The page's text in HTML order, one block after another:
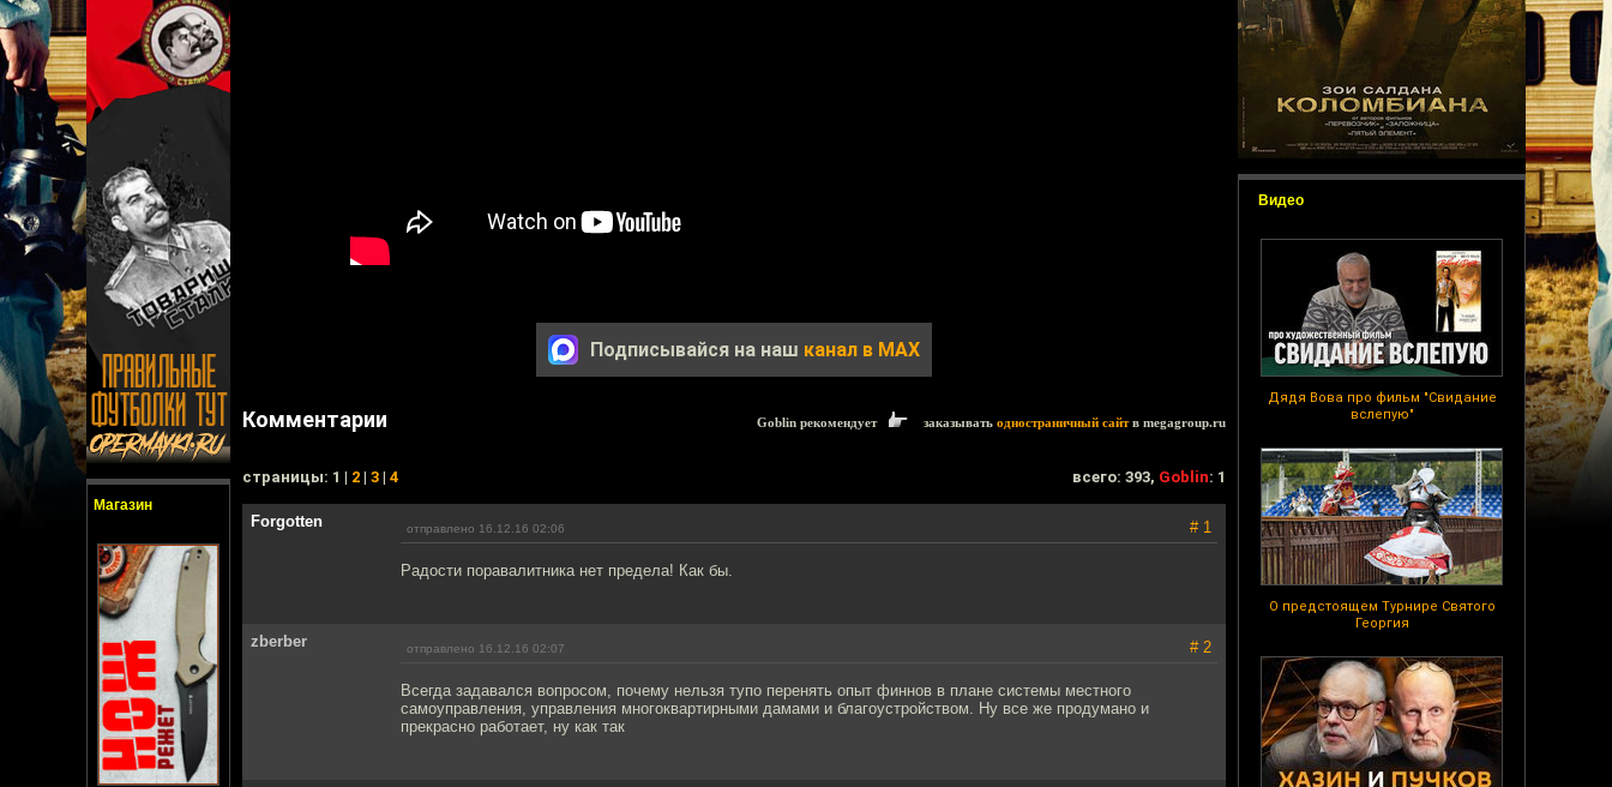
Магазин
Видео
Дядя Вова про фильм "Свидание
вслепую"
О предстоящем Турнире Святого
Георгия
Подписывайся на наш канал в MAX
Комментарии Goblin рекомендует заказывать одностраничный сайтв megagroup.ru
cтраницы: 1 | 2 | 3 | 4 всего: 393, Goblin: 1
Forgotten отправлено 16.12.16 02:06 # 1
Радости поравалитника нет предела! Как бы.
zberber отправлено 16.12.16 02:07 # 2
Всегда задавался вопросом, почему нельзя тупо перенять опыт финнов в плане системы местного
самоуправления, управления многоквартирными дамами и благоустройством. Ну все же продумано и
прекрасно работает, ну как так